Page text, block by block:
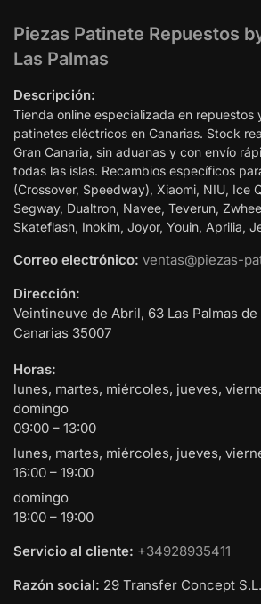
Piezas Patinete Repuestos
Las Palmas
Descripción:
Tienda online especializada en repuestos
patinetes eléctricos en Canarias. Stock
Gran Canaria, sin aduanas y con envío
todas las islas. Recambios específicos
(Crossover, Speedway), Xiaomi, NIU, Ice
Segway, Dualtron, Navee, Teverun,
Skateflash, Inokim, Joyor, Youin, Aprilia,
Correo electrónico: ventas@piezas-
Dirección:
Veintineuve de Abril, 63 Las Palmas
Canarias 35007
Horas:
lunes, martes, miércoles, jueves,
domingo
09:00 – 13:00
lunes, martes, miércoles, jueves,
16:00 – 19:00
domingo
18:00 – 19:00
Servicio al cliente: +34928935411
Razón social: 29 Transfer Concept S.L.